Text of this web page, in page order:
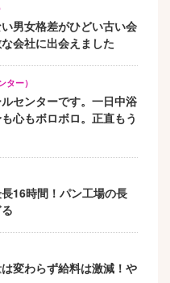
男女格差がひどい古い会
会社に出会えました
ター）
センターです。一日中浴
心もボロボロ。正直もう
16時間！パン工場の長
変わらず給料は激減！や